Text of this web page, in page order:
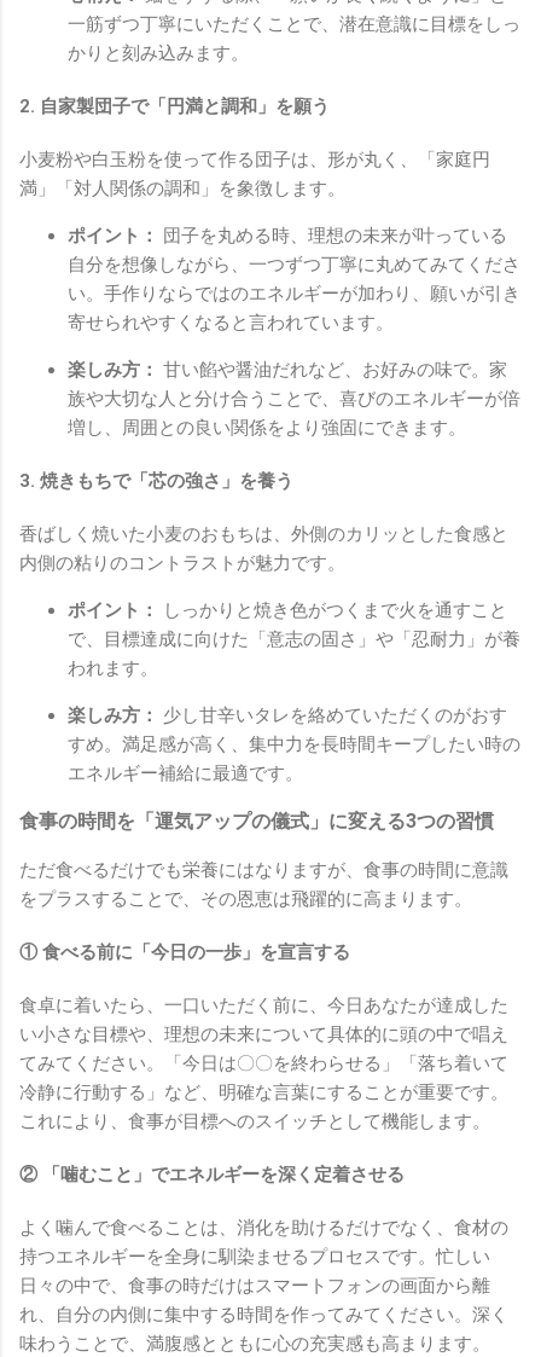
一筋ずつ丁寧にいただくことで、潜在意識に目標をしっ
かりと刻み込みます。
2. 自家製団子で「円満と調和」を願う
小麦粉や白玉粉を使って作る団子は、形が丸く、「家庭円
満」「対人関係の調和」を象徴します。
ポイント：
団子を丸める時、理想の未来が叶っている
自分を想像しながら、一つずつ丁寧に丸めてみてくださ
い。手作りならではのエネルギーが加わり、願いが引き
寄せられやすくなると言われています。
楽しみ方： 甘い餡や醤油だれなど、お好みの味で。家
族や大切な人と分け合うことで、喜びのエネルギーが倍
増し、周囲との良い関係をより強固にできます。
3. 焼きもちで「芯の強さ」を養う
香ばしく焼いた小麦のおもちは、外側のカリッとした食感と
内側の粘りのコントラストが魅力です。
ポイント：
しっかりと焼き色がつくまで火を通すこと
で、目標達成に向けた「意志の固さ」や「忍耐力」が養
われます。
楽しみ方：
少し甘辛いタレを絡めていただくのがおす
すめ。満足感が高く、集中力を長時間キープしたい時の
エネルギー補給に最適です。
食事の時間を「運気アップの儀式」に変える3つの習慣
ただ食べるだけでも栄養にはなりますが、食事の時間に意識
をプラスすることで、その恩恵は飛躍的に高まります。
① 食べる前に「今日の一歩」を宣言する
食卓に着いたら、一口いただく前に、今日あなたが達成した
い小さな目標や、理想の未来について具体的に頭の中で唱え
てみてください。「今日は〇〇を終わらせる」「落ち着いて
冷静に行動する」など、明確な言葉にすることが重要です。
これにより、食事が目標へのスイッチとして機能します。
② 「噛むこと」でエネルギーを深く定着させる
よく噛んで食べることは、消化を助けるだけでなく、食材の
持つエネルギーを全身に馴染ませるプロセスです。忙しい
日々の中で、食事の時だけはスマートフォンの画面から離
れ、自分の内側に集中する時間を作ってみてください。深く
味わうことで、満腹感とともに心の充実感も高まります。